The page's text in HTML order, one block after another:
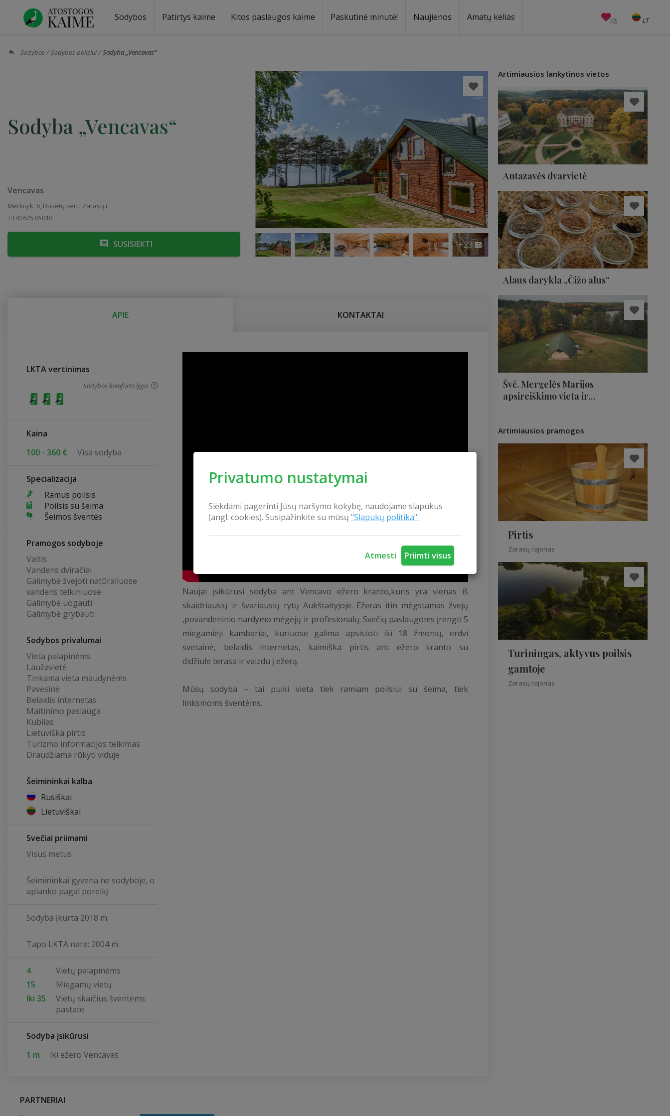
Privatumo nustatymai
Siekdami pagerinti Jūsų naršymo kokybę, naudojame slapukus
(angl. cookies). Susipažinkite su mūsų "Slapukų politika".
Atmesti Priimti visus
Sodybos Patirtys kaime Kitos paslaugos kaime Paskutinė minutė! Naujienos Amatų kelias (0) LT
EN
Sodybos Sodybos poilsiui Sodyba „Vencavas“
Sodyba „Vencavas“
Vencavas
Merkių k. 6, Dusetų sen., Zarasų r.
+370 625 05010
SUSISIEKTI +23
APIE KONTAKTAI
LKTA vertinimas
Sodybos komforto lygis
Kaina
100 - 360 €
Visa sodyba
Specializacija
Ramus poilsis
Poilsis su šeima
Šeimos šventės
Pramogos sodyboje
Valtis
Vandens dviračiai
Galimybė žvejoti natūraliuose
vandens telkiniuose
Galimybė uogauti
Galimybė grybauti
Sodybos privalumai
Vieta palapinėms
Laužavietė
Tinkama vieta maudynėms
Pavėsinė
Belaidis internetas
Maitinimo paslauga
Kubilas
Lietuviška pirtis
Turizmo informacijos teikimas
Draudžiama rūkyti viduje
Šeimininkai kalba
Rusiškai
Lietuviškai
Svečiai priimami
Visus metus
Šeimininkai gyvena ne sodyboje, o
aplanko pagal poreikį
Sodyba įkurta 2018 m.
Tapo LKTA nare: 2004 m.
4
Vietų palapinėms
15
Miegamų vietų
Iki 35
Vietų skaičius šventėms
pastate
Sodyba įsikūrusi
1 m
iki ežero Vencavas
Naujai įsikūrusi sodyba ant Vencavo ežero kranto,kuris yra vienas iš
skaidriausių ir švariausių rytų Aukštaityjoje. Ežeras itin mėgstamas žvejų
,povandeninio nardymo mėgėjų ir profesionalų. Svečių paslaugoms įrengti 5
miegamieji kambariai, kuriuose galima apsistoti iki 18 žmonių, erdvi
svetainė, belaidis internetas, kaimiška pirtis ant ežero kranto su
didžiule terasa ir vaizdu į ežerą.
Mūsų sodyba – tai puiki vieta tiek ramiam poilsiui su šeima, tiek
linksmoms šventėms.
Artimiausios lankytinos vietos
Antazavės dvarvietė
Alaus darykla „Čižo alus“
Švč. Mergelės Marijos
apsireiškimo vieta ir
Artimiausios pramogos
Pirtis
Zarasų rajonas
Turiningas, aktyvus poilsis
gamtoje
Zarasų rajonas
PARTNERIAI